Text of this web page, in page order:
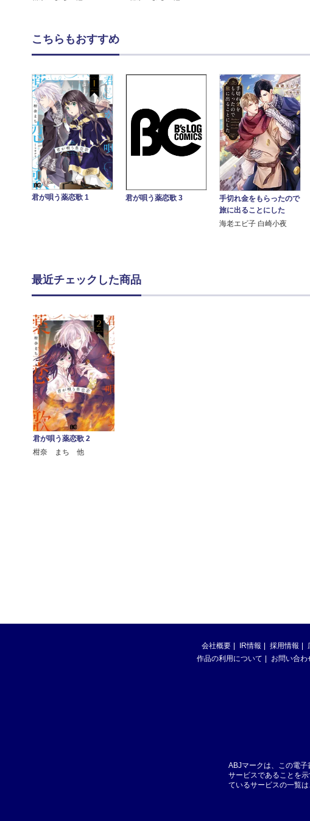
こちらもおすすめ
君が唄う薬恋歌 1 君が唄う薬恋歌 3
手切れ金をもらったので
旅に出ることにした
海老エビ子 白崎小夜
最近チェックした商品
君が唄う薬恋歌 2
柑奈 まち 他
会社概要 IR情報 採用情報
作品の利用について
お問い合わ
ABJマークは、この電
サービスであることを
ているサービスの一覧は